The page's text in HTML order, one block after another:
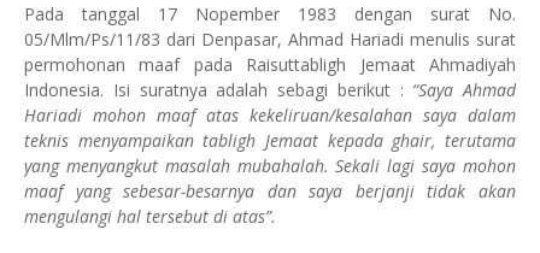
Pada tanggal 17 Nopember 1983 dengan surat No.
05/Mlm/Ps/11/83 dari Denpasar, Ahmad Hariadi menulis surat
permohonan maaf pada Raisuttabligh Jemaat Ahmadiyah
Indonesia. Isi suratnya adalah sebagi berikut : “Saya Ahmad
Hariadi mohon maaf atas kekeliruan/kesalahan saya dalam
teknis menyampaikan tabligh Jemaat kepada ghair, terutama
yang menyangkut masalah mubahalah. Sekali lagi saya mohon
maaf yang sebesar-besarnya dan saya berjanji tidak akan
mengulangi hal tersebut di atas”.